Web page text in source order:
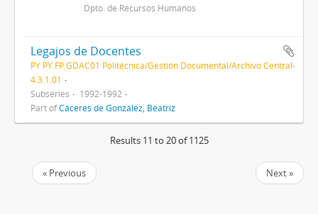
Dpto. de Recursos Humanos
Legajos de Docentes
PY PY.FP.GDAC01 Politécnica/Gestión Documental/Archivo Central-
4.3.1.01
Subseries
1992-1992
Part ofCáceres de González, Beatriz
Results 11 to 20 of 1125
« Previous Next »